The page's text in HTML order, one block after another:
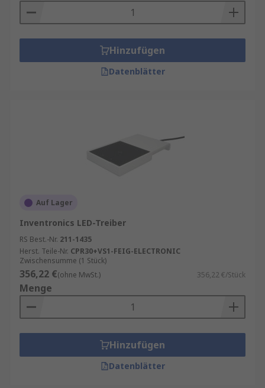
Hinzufügen
Datenblätter
Auf Lager
Inventronics LED-Treiber
RS Best.-Nr. 211-1435
Herst. Teile-Nr. CPR30+VS1-FEIG-ELECTRONIC
Zwischensumme (1 Stück)
356,22 €(ohne MwSt.) 356,22 €/Stück
Menge
Hinzufügen
Datenblätter